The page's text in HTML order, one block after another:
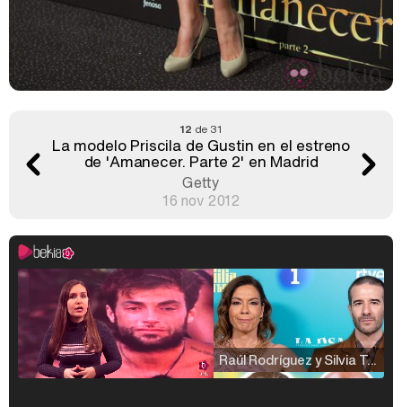
12 de 31
La modelo Priscila de Gustin en el estreno
de 'Amanecer. Parte 2' en Madrid
Getty
16 nov 2012
Raúl Rodríguez y Silvia Taulés nos cuentan su papel en 'La familia de la tele'